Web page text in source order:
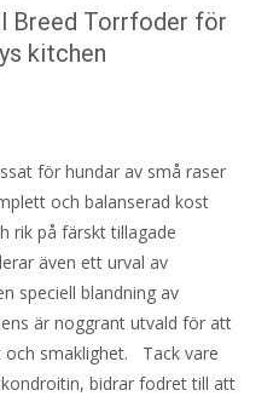
Breed Torrfoder för
kitchen
för hundar av små raser
och balanserad kost
rik på färskt tillagade
även ett urval av
speciell blandning av
är noggrant utvald för att
och smaklighet. Tack vare
bidrar fodret till att